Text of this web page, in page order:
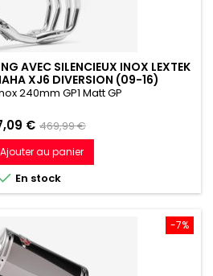
AVEC SILENCIEUX INOX LEXTEK
XJ6 DIVERSION (09-16)
240mm GP1 Matt GP
€ Prix
de
référence
469,99 €
Ajouter au panier
 En stock
-7%